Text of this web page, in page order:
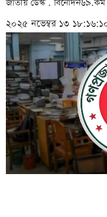
জাতীয় ডেস্ক . বিনোদন৬৯.কম
২০২৫ নভেম্বর ১৩